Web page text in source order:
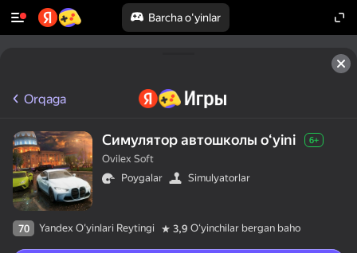
Barcha o'yinlar
Orqaga
Симулятор автошколы oʻyini 6+
Ovilex Soft
Poygalar
Simulyatorlar
70 Yandex O'yinlari Reytingi 3,9 Oʻyinchilar bergan baho